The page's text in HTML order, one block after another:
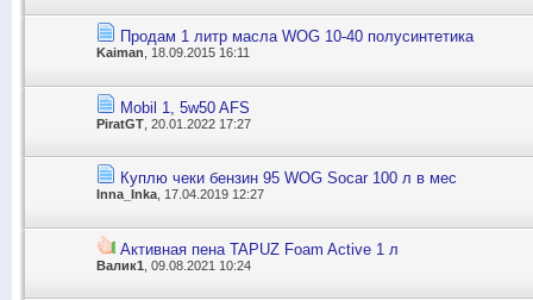
Продам 1 литр масла WOG 10-40 полусинтетика
Kaiman , 18.09.2015 16:11
Mobil 1, 5w50 AFS
PiratGT , 20.01.2022 17:27
Куплю чеки бензин 95 WOG Socar 100 л в мес
Inna_Inka , 17.04.2019 12:27
Активная пена TAPUZ Foam Active 1 л
Валик1 , 09.08.2021 10:24